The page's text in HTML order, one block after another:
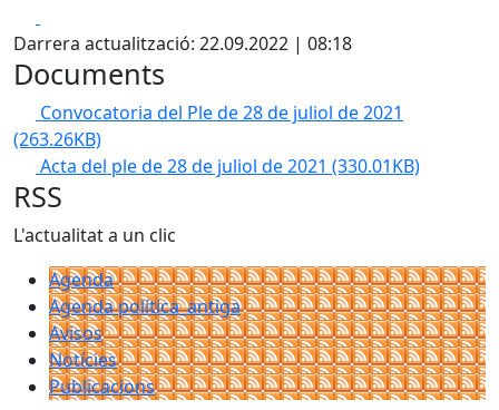
Darrera actualització: 22.09.2022 | 08:18
Documents
Convocatoria del Ple de 28 de juliol de 2021
(263.26KB)
Acta del ple de 28 de juliol de 2021 (330.01KB)
RSS
L'actualitat a un clic
Agenda
Agenda política_antiga
Avisos
Notícies
Publicacions